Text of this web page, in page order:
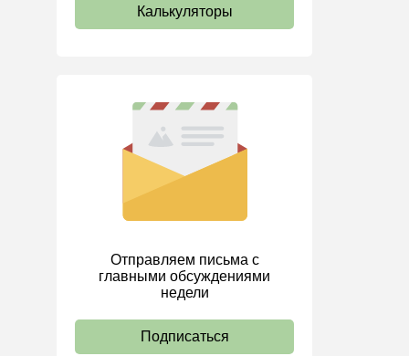
Калькуляторы
Отправляем письма с
главными обсуждениями
недели
Подписаться